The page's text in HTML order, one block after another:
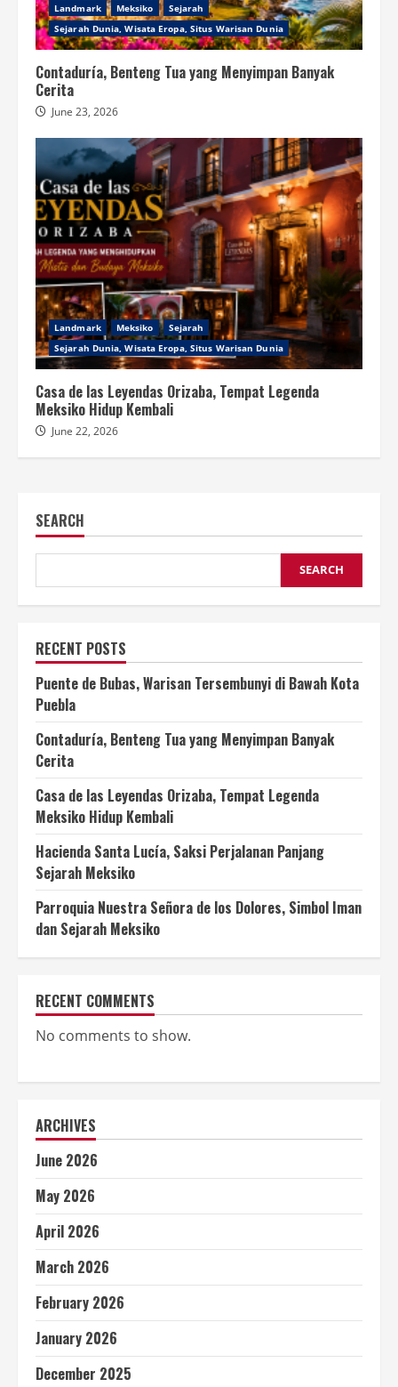
Landmark Meksiko
Sejarah
Sejarah Dunia, Wisata Eropa, Situs Warisan Dunia
Contaduría, Benteng Tua yang Menyimpan Banyak
Cerita
June 23, 2026
Landmark Meksiko
Sejarah
Sejarah Dunia, Wisata Eropa, Situs Warisan Dunia
Casa de las Leyendas Orizaba, Tempat Legenda
Meksiko Hidup Kembali
June 22, 2026
SEARCH
SEARCH
RECENT POSTS
Puente de Bubas, Warisan Tersembunyi di Bawah Kota
Puebla
Contaduría, Benteng Tua yang Menyimpan Banyak
Cerita
Casa de las Leyendas Orizaba, Tempat Legenda
Meksiko Hidup Kembali
Hacienda Santa Lucía, Saksi Perjalanan Panjang
Sejarah Meksiko
Parroquia Nuestra Señora de los Dolores, Simbol Iman
dan Sejarah Meksiko
RECENT COMMENTS
No comments to show.
ARCHIVES
June 2026
May 2026
April 2026
March 2026
February 2026
January 2026
December 2025